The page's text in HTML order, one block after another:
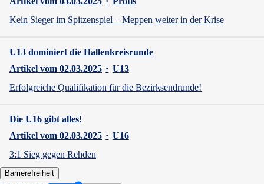
Kein Sieger im Spitzenspiel – Meppen weiter in der Krise
U13 dominiert die Hallenkreisrunde
Artikel vom 02.03.2025 · U13
Erfolgreiche Qualifikation für die Bezirksendrunde!
Die U16 gibt alles!
Artikel vom 02.03.2025 · U16
3:1 Sieg gegen Rehden
Barrierefreiheit